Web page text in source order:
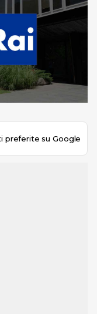
preferite su Google